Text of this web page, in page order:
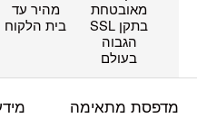
מאובטחת
בתקן SSL
הגבוה
בעולם
מהיר עד
בית הלקוח
מדפסת מתאימה